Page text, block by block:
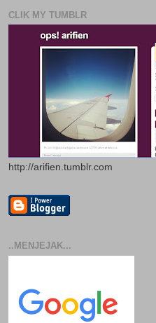
CLIK MY TUMBLR
http://arifien.tumblr.com
..MENJEJAK...